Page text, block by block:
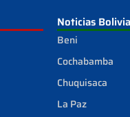
Noticias Bolivia
Beni
Cochabamba
Chuquisaca
La Paz